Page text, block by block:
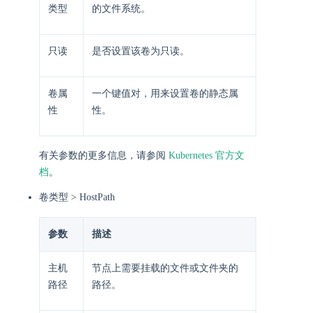
类型
的文件系统。
只读 是否设置该卷为只读。
卷属
性
一个键值对，用来设置卷的静态属
性。
有关参数的更多信息，请参阅 Kubernetes 官方文
档。
卷类型 > HostPath
参数 描述
主机
路径
节点上需要挂载的文件或文件夹的
路径。